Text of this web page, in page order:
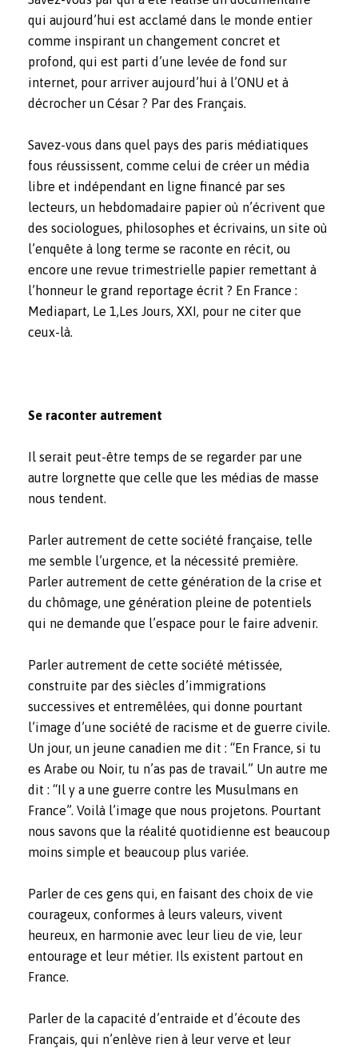
qui aujourd’hui est acclamé dans le monde entier
comme inspirant un changement concret et
profond, qui est parti d’une levée de fond sur
internet, pour arriver aujourd’hui à l’ONU et à
décrocher un César ? Par des Français.
Savez-vous dans quel pays des paris médiatiques
fous réussissent, comme celui de créer un média
libre et indépendant en ligne financé par ses
lecteurs, un hebdomadaire papier où n’écrivent que
des sociologues, philosophes et écrivains, un site où
l’enquête à long terme se raconte en récit, ou
encore une revue trimestrielle papier remettant à
l’honneur le grand reportage écrit ? En France :
Mediapart, Le 1,Les Jours, XXI, pour ne citer que
ceux-là.
Se raconter autrement
Il serait peut-être temps de se regarder par une
autre lorgnette que celle que les médias de masse
nous tendent.
Parler autrement de cette société française, telle
me semble l’urgence, et la nécessité première.
Parler autrement de cette génération de la crise et
du chômage, une génération pleine de potentiels
qui ne demande que l’espace pour le faire advenir.
Parler autrement de cette société métissée,
construite par des siècles d’immigrations
successives et entremêlées, qui donne pourtant
l’image d’une société de racisme et de guerre civile.
Un jour, un jeune canadien me dit : “En France, si tu
es Arabe ou Noir, tu n’as pas de travail.” Un autre me
dit : “Il y a une guerre contre les Musulmans en
France”. Voilà l’image que nous projetons. Pourtant
nous savons que la réalité quotidienne est beaucoup
moins simple et beaucoup plus variée.
Parler de ces gens qui, en faisant des choix de vie
courageux, conformes à leurs valeurs, vivent
heureux, en harmonie avec leur lieu de vie, leur
entourage et leur métier. Ils existent partout en
France.
Parler de la capacité d’entraide et d’écoute des
Français, qui n’enlève rien à leur verve et leur